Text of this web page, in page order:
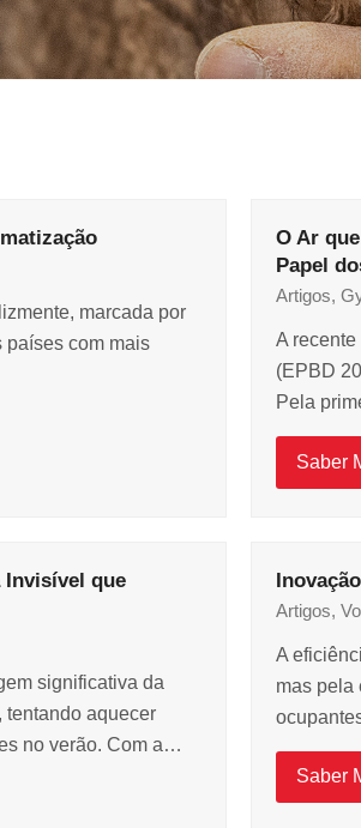
marcada por
países com mais
O Ar
Papel
Artigos,
A
(EPBD
Pela
Saber
Invisível que
significativa da
tentando aquecer
no verão. Com a…
Artigos,
A
mas pela
Saber